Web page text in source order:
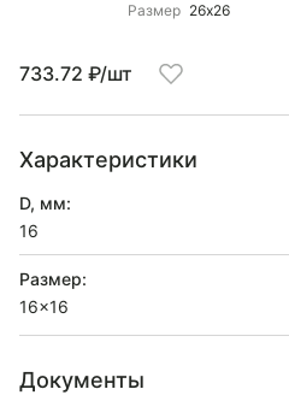
Размер 26x26
733.72 ₽/шт
Характеристики
D, мм:
16
Размер:
16x16
Документы